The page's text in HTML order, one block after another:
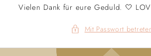
Vielen Dank für eure Geduld. 🤍
Mit Passwort